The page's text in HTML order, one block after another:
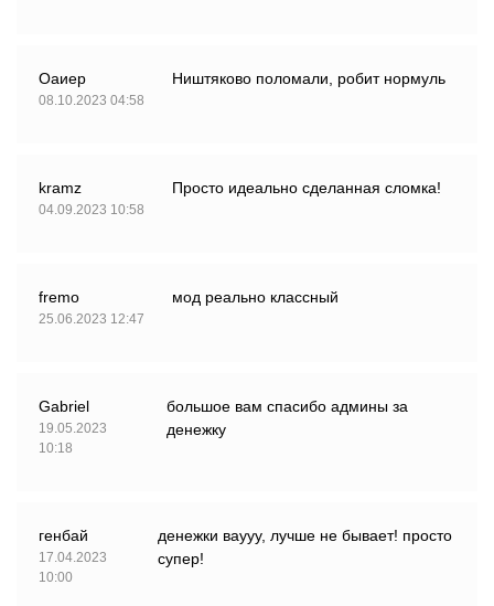
Оаиер
08.10.2023 04:58
Ништяково поломали, робит нормуль
kramz
04.09.2023 10:58
Просто идеально сделанная сломка!
fremo
25.06.2023 12:47
мод реально классный
Gabriel
19.05.2023
10:18
большое вам спасибо админы за
денежку
генбай
17.04.2023
10:00
денежки ваууу, лучше не бывает! просто
супер!